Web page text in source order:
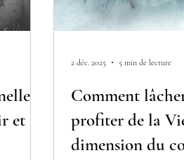
:
et
Comment
profiter de la
dimension du
2 déc. 2025 5 min de lecture